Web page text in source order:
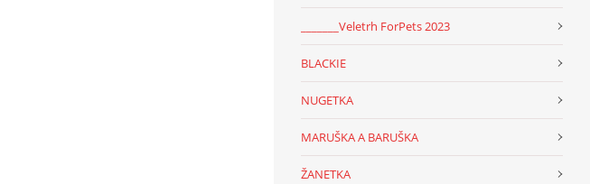
_______Veletrh ForPets 2023
BLACKIE
NUGETKA
MARUŠKA A BARUŠKA
ŽANETKA